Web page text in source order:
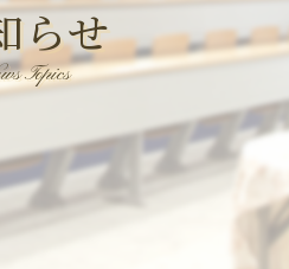
らせ
Topics